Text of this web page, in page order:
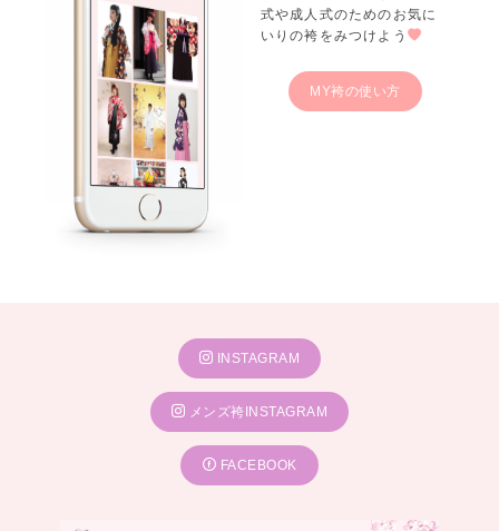
式や成人式のためのお気に
いりの袴をみつけよう
MY袴の使い方
INSTAGRAM
メンズ袴INSTAGRAM
FACEBOOK